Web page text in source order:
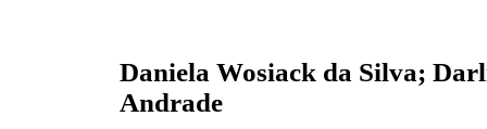
Daniela Wosiack da Silva;
Andrade